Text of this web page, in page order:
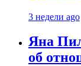
3 недели ago
Яна
об